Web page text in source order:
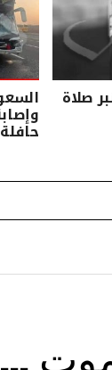
صلاة
حافلة
…